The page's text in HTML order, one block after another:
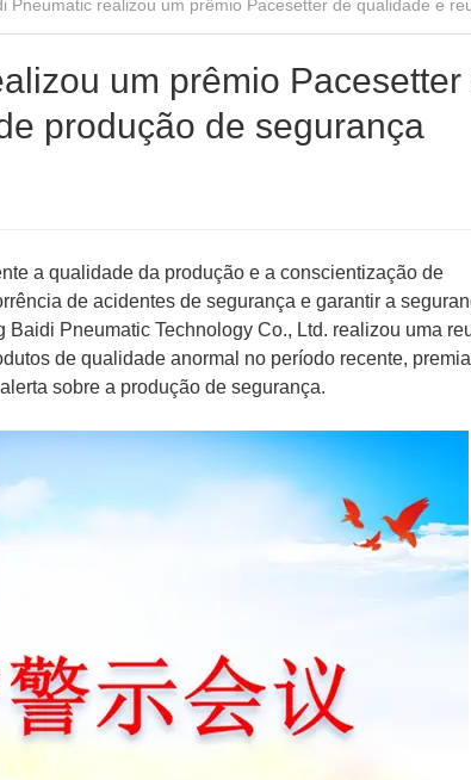
Pneumatic realizou um prêmio Pacesetter de qualidade e
um prêmio Pacesetter
produção de segurança
a qualidade da produção e a conscientização de
de acidentes de segurança e garantir a
Pneumatic Technology Co., Ltd. realizou uma
de qualidade anormal no período recente,
sobre a produção de segurança.